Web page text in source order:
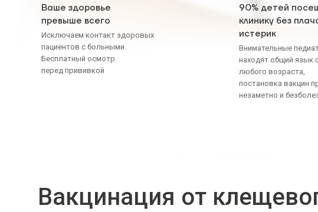
Ваше здоровье
превыше всего
Исключаем контакт здоровых
пациентов с больными.
Бесплатный осмотр
перед прививкой
90% детей
клинику без
истерик
Внимательные
находят общий язык
любого возраста,
постановка вакцин
незаметно и
Вакцинация от